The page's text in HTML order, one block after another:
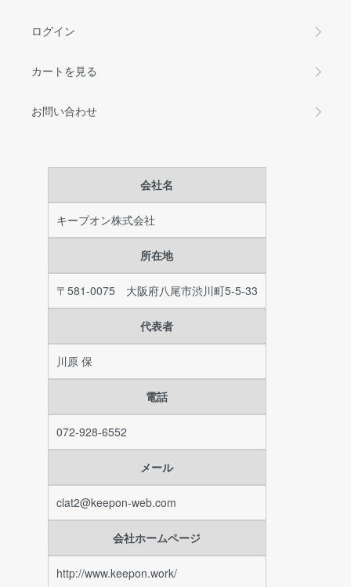
ログイン
カートを見る
お問い合わせ
会社名
キープオン株式会社
所在地
〒581-0075 大阪府八尾市渋川町5-5-33
代表者
川原 保
電話
072-928-6552
メール
clat2@keepon-web.com
会社ホームページ
http://www.keepon.work/